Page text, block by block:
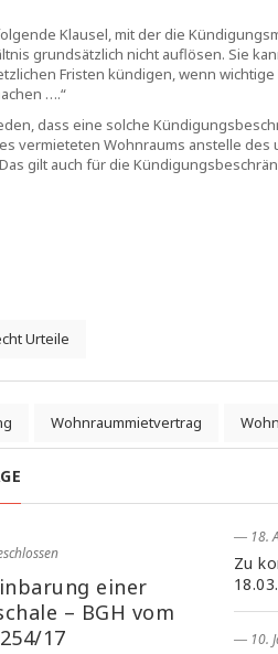
Klausel, mit der die
grundsätzlich nicht auflösen. Sie
Fristen kündigen, wenn
….“
dass eine solche
vermieteten Wohnraums anstelle
gilt auch für die
Urteile
Wohnraummietvertrag
einer
– BGH vom
17
― 18.
Zu
― 10.